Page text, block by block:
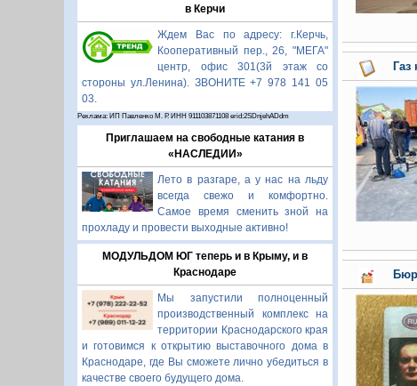
в Керчи
Ждем Вас по адресу: г.Керчь,
Кооперативный пер., 26, "МЕГА"
центр, офис 301(3й этаж со
стороны ул.Ленина). ЗВОНИТЕ +7 978 141 05
03.
Реклама: ИП Павленко М. Р. ИНН 911103871108 erid:2SDnjehADdm
Приглашаем на свободные катания в
«НАСЛЕДИИ»
Лето в разгаре, а у нас на льду
всегда свежо и комфортно.
Самое время сменить зной на
прохладу и провести выходные активно!
МОДУЛЬДОМ ЮГ теперь и в Крыму, и в
Краснодаре
Мы запустили полноценный
производственный комплекс на
территории Краснодарского края
и готовимся к открытию выставочного дома в
Краснодаре, где Вы сможете лично убедиться в
качестве своего будущего дома.